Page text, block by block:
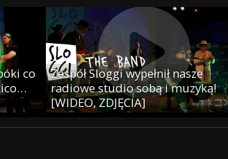
co
Zespół Sloggi wypełnił nasze
radiowe studio sobą i muzyką!
[WIDEO, ZDJĘCIA]